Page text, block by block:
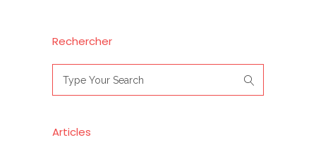
Rechercher
for:
Articles